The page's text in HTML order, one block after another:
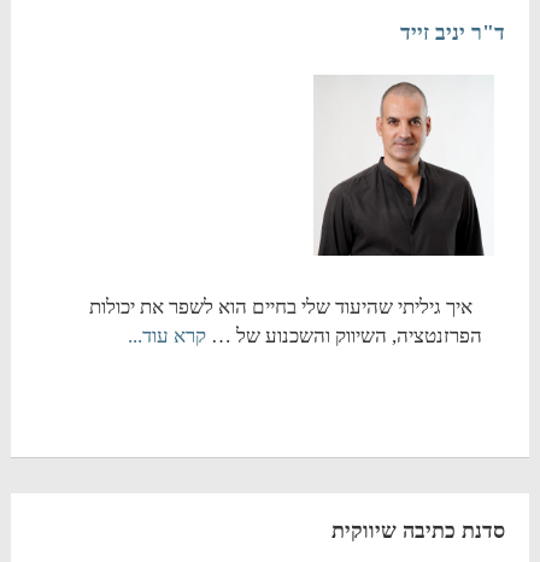
ד"ר יניב זייד
איך גיליתי שהיעוד שלי בחיים הוא לשפר את יכולות
הפרזנטציה, השיווק והשכנוע של … קרא עוד...
סדנת כתיבה שיווקית